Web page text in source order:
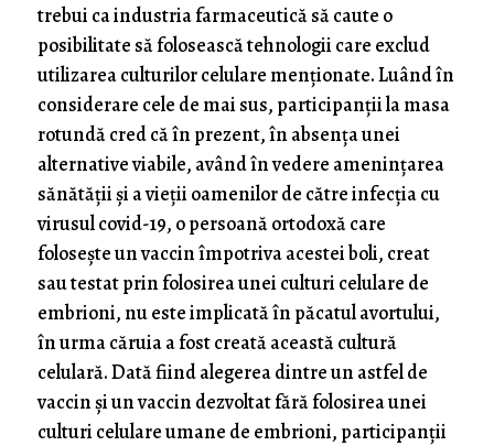
trebui ca industria farmaceutică să caute o
posibilitate să folosească tehnologii care exclud
utilizarea culturilor celulare menționate. Luând în
considerare cele de mai sus, participanții la masa
rotundă cred că în prezent, în absența unei
alternative viabile, având în vedere amenințarea
sănătății și a vieții oamenilor de către infecția cu
virusul covid-19, o persoană ortodoxă care
folosește un vaccin împotriva acestei boli, creat
sau testat prin folosirea unei culturi celulare de
embrioni, nu este implicată în păcatul avortului,
în urma căruia a fost creată această cultură
celulară. Dată fiind alegerea dintre un astfel de
vaccin și un vaccin dezvoltat fără folosirea unei
culturi celulare umane de embrioni, participanții